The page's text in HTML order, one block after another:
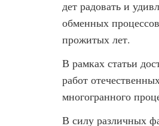
дет радовать и
обменных
прожитых лет.
В рамках статьи
работ
многогранного
В силу различных